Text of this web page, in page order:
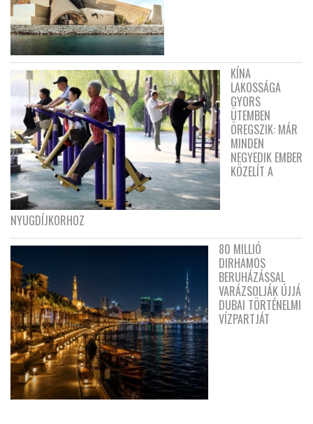
KÍNA
LAKOSSÁGA
GYORS
ÜTEMBEN
ÖREGSZIK: MÁR
MINDEN
NEGYEDIK EMBER
KÖZELÍT A
NYUGDÍJKORHOZ
80 MILLIÓ
DIRHAMOS
BERUHÁZÁSSAL
VARÁZSOLJÁK ÚJJÁ
DUBAI TÖRTÉNELMI
VÍZPARTJÁT